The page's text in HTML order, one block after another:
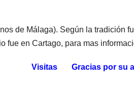
de Málaga). Según la tradición
fue en Cartago, para mas
Visitas Gracias por su